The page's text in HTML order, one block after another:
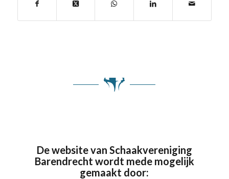
De website van Schaakvereniging
Barendrecht wordt mede mogelijk
gemaakt door: